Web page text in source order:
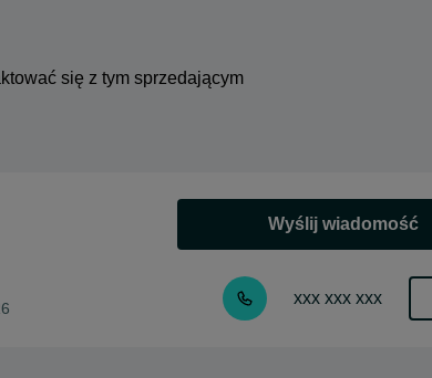
się z tym sprzedającym
Wyślij wiadomość
xxx xxx xxx